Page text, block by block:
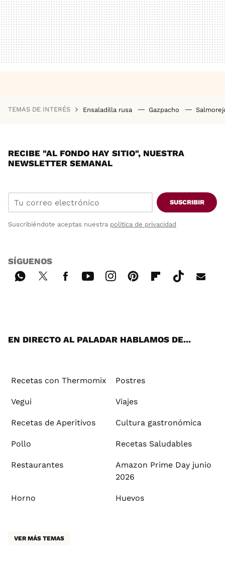
TEMAS DE INTERÉS Ensaladilla rusa Gazpacho
RECIBE "AL FONDO HAY SITIO", NUESTRA
NEWSLETTER SEMANAL
SUSCRIBIR
Suscribiéndote aceptas nuestra política de privacidad
SÍGUENOS
EN DIRECTO AL PALADAR HABLAMOS DE...
Recetas con Thermomix Postres
Vegui Viajes
Recetas de Aperitivos Cultura gastronómica
Pollo Recetas Saludables
Restaurantes
Amazon Prime Day junio
2026
Horno Huevos
VER MÁS TEMAS